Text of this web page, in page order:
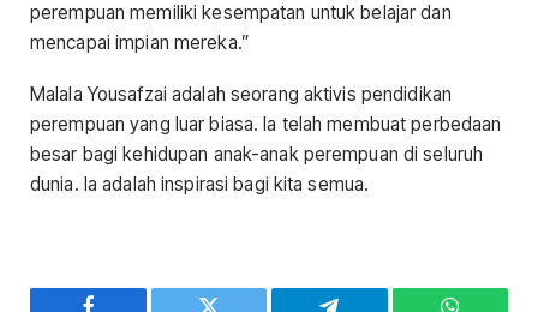
perempuan memiliki kesempatan untuk belajar dan
mencapai impian mereka.”
Malala Yousafzai adalah seorang aktivis pendidikan
perempuan yang luar biasa. Ia telah membuat perbedaan
besar bagi kehidupan anak-anak perempuan di seluruh
dunia. Ia adalah inspirasi bagi kita semua.